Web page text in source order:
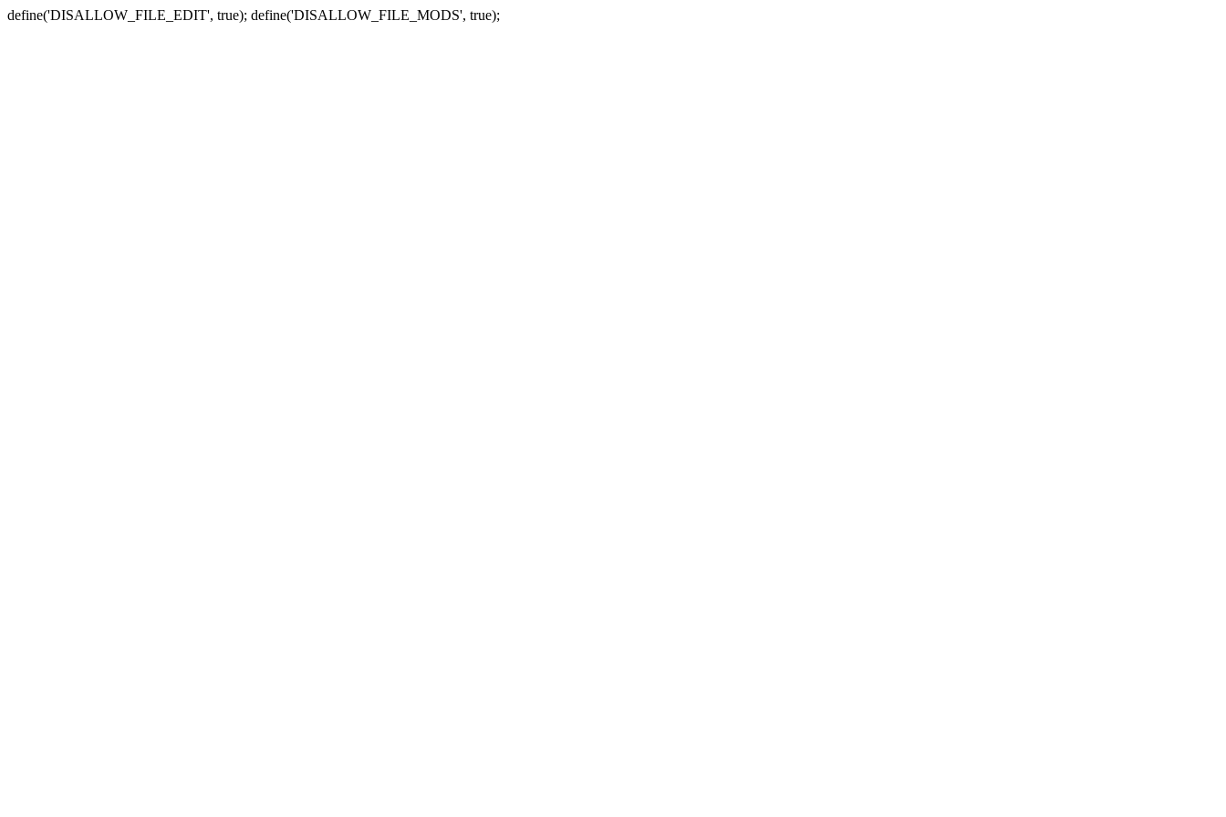
define('DISALLOW_FILE_EDIT', true); define('DISALLOW_FILE_MODS', true);